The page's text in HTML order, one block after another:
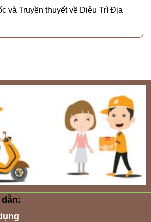
và Truyền thuyết về Diêu Trì Địa